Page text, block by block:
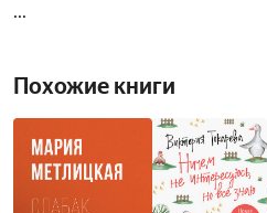
...
Похожие книги